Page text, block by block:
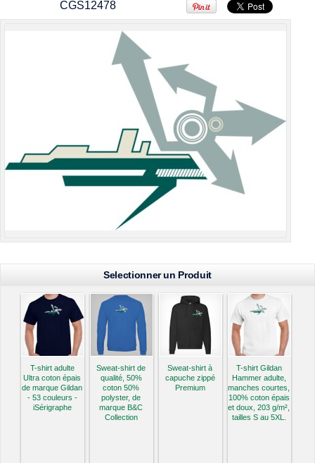
CGS12478
Selectionner un Produit
T-shirt adulte
Ultra coton épais
de marque Gildan
- 53 couleurs -
iSérigraphe
Sweat-shirt de
qualité, 50%
coton 50%
polyster, de
marque B&C
Collection
Sweat-shirt à
capuche zippé
Premium
T-shirt Gildan
Hammer adulte,
manches courtes,
100% coton épais
et doux, 203 g/m²,
tailles S au 5XL.